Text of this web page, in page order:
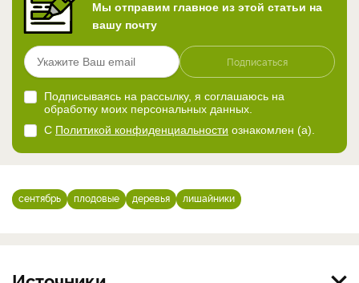
Мы отправим главное из этой статьи на
вашу почту
Подписаться
Подписываясь на рассылку, я соглашаюсь на
обработку моих персональных данных.
С Политикой конфиденциальности ознакомлен (а).
сентябрь плодовые деревья лишайники